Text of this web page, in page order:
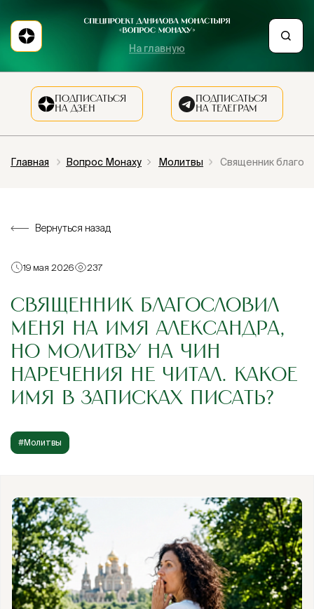
На главную
ПОДПИСАТЬСЯ
НА ДЗЕН
ПОДПИСАТЬСЯ
НА ТЕЛЕГРАМ
Главная Вопрос Монаху Молитвы Священник
Вернуться назад
19 мая 2026 237
СВЯЩЕННИК БЛАГОСЛОВИЛ
МЕНЯ НА ИМЯ АЛЕКСАНДРА,
НО МОЛИТВУ НА ЧИН
НАРЕЧЕНИЯ НЕ ЧИТАЛ. КАКОЕ
ИМЯ В ЗАПИСКАХ ПИСАТЬ?
#Молитвы